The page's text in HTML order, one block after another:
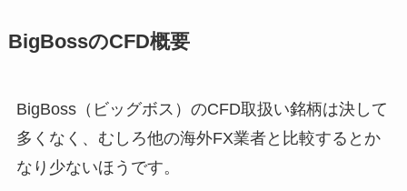
BigBossのCFD概要
BigBoss（ビッグボス）のCFD取扱い銘柄は決して
多くなく、むしろ他の海外FX業者と比較するとか
なり少ないほうです。